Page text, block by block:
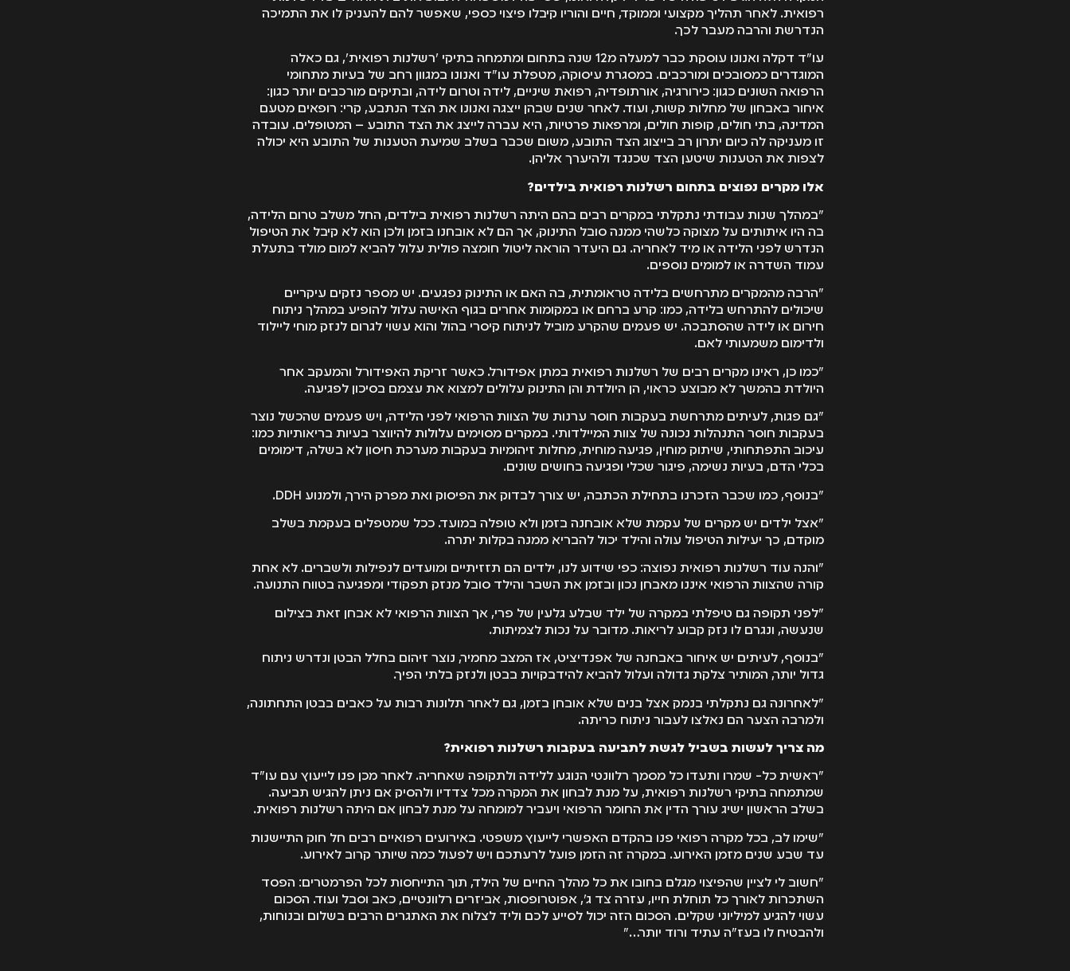
רפואית. לאחר תהליך מקצועי וממוקד, חיים והוריו קיבלו פיצוי כספי, שאפשר להם להעניק לו את התמיכה
הנדרשת והרבה מעבר לכך.
עו"ד דקלה ואנונו עוסקת כבר למעלה מ12 שנה בתחום ומתמחה בתיקי 'רשלנות רפואית', גם כאלה
המוגדרים כמסובכים ומורכבים. במסגרת עיסוקה, מטפלת עו"ד ואנונו במגוון רחב של בעיות מתחומי
הרפואה השונים כגון: כירורגיה, אורתופדיה, רפואת שיניים, לידה וטרום לידה, ובתיקים מורכבים יותר כגון:
איחור באבחון של מחלות קשות, ועוד. לאחר שנים שבהן ייצגה ואנונו את הצד הנתבע, קרי: רופאים מטעם
המדינה, בתי חולים, קופות חולים, ומרפאות פרטיות, היא עברה לייצג את הצד התובע – המטופלים. עובדה
זו מעניקה לה כיום יתרון רב בייצוג הצד התובע, משום שכבר בשלב שמיעת הטענות של התובע היא יכולה
לצפות את הטענות שיטען הצד שכנגד ולהיערך אליהן.
אלו מקרים נפוצים בתחום רשלנות רפואית בילדים?
"במהלך שנות עבודתי נתקלתי במקרים רבים בהם היתה רשלנות רפואית בילדים, החל משלב טרום הלידה,
בה היו איתותים על מצוקה כלשהי ממנה סובל התינוק, אך הם לא אובחנו בזמן ולכן הוא לא קיבל את הטיפול
הנדרש לפני הלידה או מיד לאחריה. גם היעדר הוראה ליטול חומצה פולית עלול להביא למום מולד בתעלת
עמוד השדרה או למומים נוספים.
"הרבה מהמקרים מתרחשים בלידה טראומתית, בה האם או התינוק נפגעים. יש מספר נזקים עיקריים
שיכולים להתרחש בלידה, כמו: קרע ברחם או במקומות אחרים בגוף האישה עלול להופיע במהלך ניתוח
חירום או לידה שהסתבכה. יש פעמים שהקרע מוביל לניתוח קיסרי בהול והוא עשוי לגרום לנזק מוחי ליילוד
ולדימום משמעותי לאם.
"כמו כן, ראינו מקרים רבים של רשלנות רפואית במתן אפידורל. כאשר זריקת האפידורל והמעקב אחר
היולדת בהמשך לא מבוצע כראוי, הן היולדת והן התינוק עלולים למצוא את עצמם בסיכון לפגיעה.
"גם פגות, לעיתים מתרחשת בעקבות חוסר ערנות של הצוות הרפואי לפני הלידה, ויש פעמים שהכשל נוצר
בעקבות חוסר התנהלות נכונה של צוות המיילדותי. במקרים מסוימים עלולות להיווצר בעיות בריאותיות כמו:
עיכוב התפתחותי, שיתוק מוחין, פגיעה מוחית, מחלות זיהומיות בעקבות מערכת חיסון לא בשלה, דימומים
בכלי הדם, בעיות נשימה, פיגור שכלי ופגיעה בחושים שונים.
"בנוסף, כמו שכבר הזכרנו בתחילת הכתבה, יש צורך לבדוק את הפיסוק ואת מפרק הירך, ולמנוע DDH.
"אצל ילדים יש מקרים של עקמת שלא אובחנה בזמן ולא טופלה במועד. ככל שמטפלים בעקמת בשלב
מוקדם, כך יעילות הטיפול עולה והילד יכול להבריא ממנה בקלות יתרה.
"והנה עוד רשלנות רפואית נפוצה: כפי שידוע לנו, ילדים הם תזזיתיים ומועדים לנפילות ולשברים. לא אחת
קורה שהצוות הרפואי איננו מאבחן נכון ובזמן את השבר והילד סובל מנזק תפקודי ומפגיעה בטווח התנועה.
"לפני תקופה גם טיפלתי במקרה של ילד שבלע גלעין של פרי, אך הצוות הרפואי לא אבחן זאת בצילום
שנעשה, ונגרם לו נזק קבוע לריאות. מדובר על נכות לצמיתות.
"בנוסף, לעיתים יש איחור באבחנה של אפנדיציט, אז המצב מחמיר, נוצר זיהום בחלל הבטן ונדרש ניתוח
גדול יותר, המותיר צלקת גדולה ועלול להביא להידבקויות בבטן ולנזק בלתי הפיך.
"לאחרונה גם נתקלתי בנמק אצל בנים שלא אובחן בזמן, גם לאחר תלונות רבות על כאבים בבטן התחתונה,
ולמרבה הצער הם נאלצו לעבור ניתוח כריתה.
מה צריך לעשות בשביל לגשת לתביעה בעקבות רשלנות רפואית?
"ראשית כל- שמרו ותעדו כל מסמך רלוונטי הנוגע ללידה ולתקופה שאחריה. לאחר מכן פנו לייעוץ עם עו"ד
שמתמחה בתיקי רשלנות רפואית, על מנת לבחון את המקרה מכל צדדיו ולהסיק אם ניתן להגיש תביעה.
בשלב הראשון ישיג עורך הדין את החומר הרפואי ויעביר למומחה על מנת לבחון אם היתה רשלנות רפואית.
"שימו לב, בכל מקרה רפואי פנו בהקדם האפשרי לייעוץ משפטי. באירועים רפואיים רבים חל חוק התיישנות
עד שבע שנים מזמן האירוע. במקרה זה הזמן פועל לרעתכם ויש לפעול כמה שיותר קרוב לאירוע.
"חשוב לי לציין שהפיצוי מגלם בחובו את כל מהלך החיים של הילד, תוך התייחסות לכל הפרמטרים: הפסד
השתכרות לאורך כל תוחלת חייו, עזרה צד ג', אפוטרופסות, אביזרים רלוונטיים, כאב וסבל ועוד. הסכום
עשוי להגיע למיליוני שקלים. הסכום הזה יכול לסייע לכם וליד לצלוח את האתגרים הרבים בשלום ובנוחות,
ולהבטיח לו בעז"ה עתיד ורוד יותר…"